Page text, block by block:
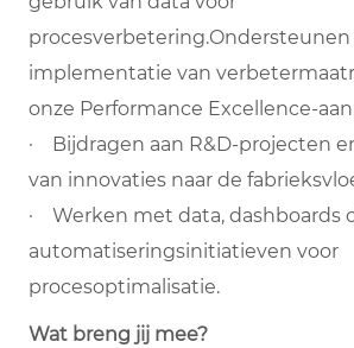
procesverbetering.Ondersteunen
implementatie van
onze Performance Excellence-
· Bijdragen aan R&D-projecten
van innovaties naar de
· Werken met data, dashboards
automatiseringsinitiatieven voor
procesoptimalisatie.
Wat breng jij mee?